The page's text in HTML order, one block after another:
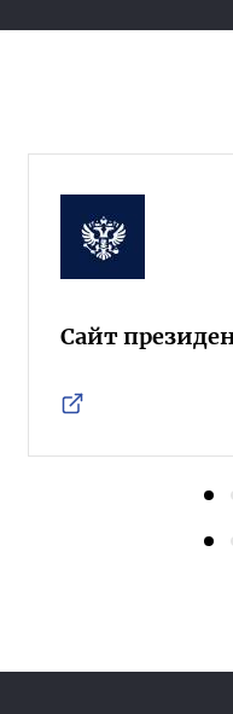
Сайт